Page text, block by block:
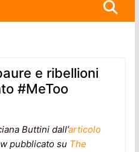
e ribellioni
#MeToo
Buttini dall’articolo
pubblicato su The